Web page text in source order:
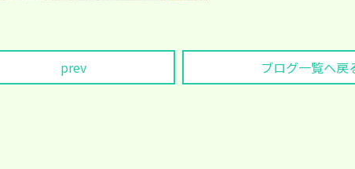
prev ブログ一覧へ戻